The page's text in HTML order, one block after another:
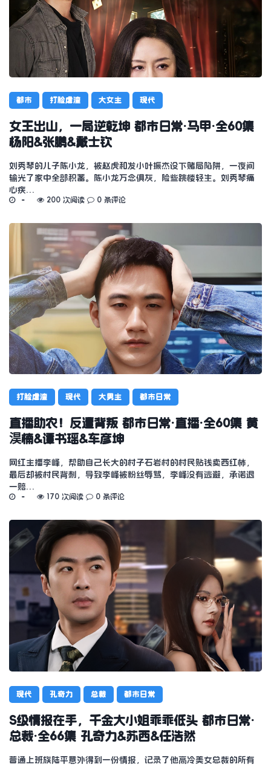
都市 打脸虐渣 大女主 现代
女王出山，一局逆乾坤 都市日常·马甲·全60集
杨阳&张鹏&戴士钦
刘秀琴的儿子陈小龙，被赵虎和发小叶振杰设下赌局陷阱，一夜间
输光了家中全部积蓄。陈小龙万念俱灰，险些跳楼轻生。刘秀琴痛
心疾…
200 次阅读 0 条评论
打脸虐渣 现代 大男主 都市日常
直播助农！反遭背叛 都市日常·直播·全60集 黄
淏楠&谭书瑶&车彦坤
网红主播李峰，帮助自己长大的村子石岩村的村民贴钱卖西红柿，
最后却被村民背刺，导致李峰被粉丝辱骂，李峰没有逃避，承诺退
一赔…
170 次阅读 0 条评论
现代 孔奇力 总裁 都市日常
S级情报在手，千金大小姐乖乖低头 都市日常·
总裁·全66集 孔奇力&苏西&任浩然
普通上班族陆平意外得到一份情报，记录了他高冷美女总裁的所有